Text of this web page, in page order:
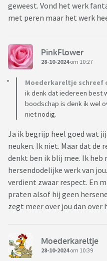
geweest. Vond het werk
met peren maar het werk
PinkFlower
28-10-2024om 10:27
Moederkareltje schreef
ik denk dat iedereen best
boodschap is denk ik wel
niet nodig.
Ja ik begrijp heel goed wat
neuken. Ik niet. Maar dat de
denkt ben ik blij mee. Ik
hersendodelijke werk van
verdient zwaar respect. En
praten alsof hij geen
zegt meer over jou dan over
Moederkareltje
28-10-2024om 10:39